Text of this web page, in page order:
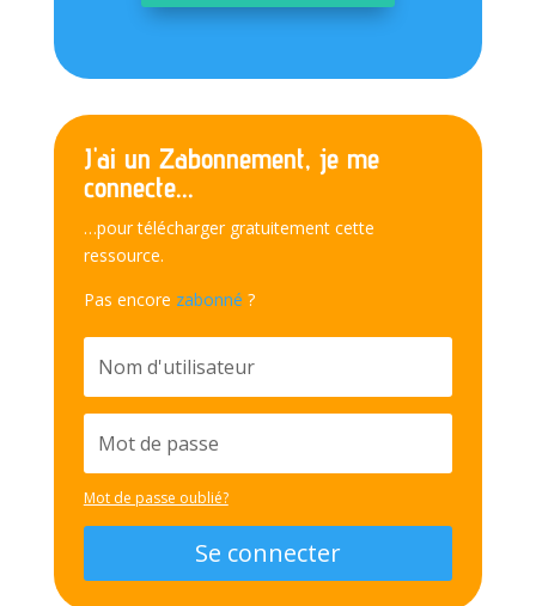
J'ai un Zabonnement, je me
connecte...
…pour télécharger gratuitement cette
ressource.
Pas encore zabonné ?
Mot de passe oublié?
Se connecter